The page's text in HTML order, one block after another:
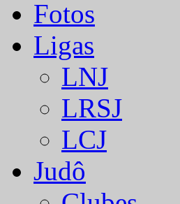
Fotos
Ligas
LNJ
LRSJ
LCJ
Judô